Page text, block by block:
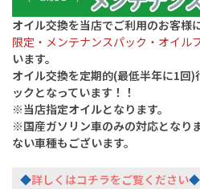
オイル交換を当店でご利用のお客様
限定・メンテナンスパック・オイル
います。
オイル交換を定期的(最低半年に1回)
ックとなっています！！
※当店指定オイルとなります。
※国産ガソリン車のみの対応となりま
ない車種もございます。
◆詳しくはコチラをご覧ください◆